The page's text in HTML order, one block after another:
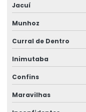
Jacuí
Munhoz
Curral de Dentro
Inimutaba
Confins
Maravilhas